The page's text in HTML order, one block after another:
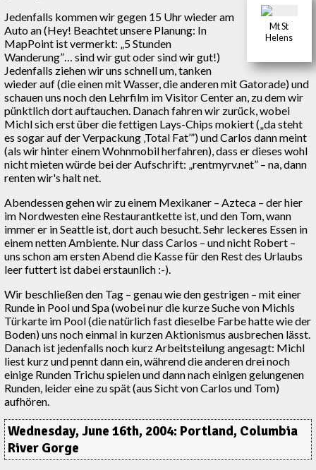
Mt St
Helens
Jedenfalls kommen wir gegen 15 Uhr wieder am
Auto an (Hey! Beachtet unsere Planung: In
MapPoint ist vermerkt: „5 Stunden
Wanderung”… sind wir gut oder sind wir gut!)
Jedenfalls ziehen wir uns schnell um, tanken
wieder auf (die einen mit Wasser, die anderen mit Gatorade) und
schauen uns noch den Lehrfilm im Visitor Center an, zu dem wir
pünktlich dort auftauchen. Danach fahren wir zurück, wobei
Michl sich erst über die fettigen Lays-Chips mokiert („da steht
es sogar auf der Verpackung ‚Total Fat’”) und Carlos dann meint
(als wir hinter einem Wohnmobil herfahren), dass er dieses wohl
nicht mieten würde bei der Aufschrift: „rentmyrv.net” – na, dann
renten wir's halt net.
Abendessen gehen wir zu einem Mexikaner – Azteca – der hier
im Nordwesten eine Restaurantkette ist, und den Tom, wann
immer er in Seattle ist, dort auch besucht. Sehr leckeres Essen in
einem netten Ambiente. Nur dass Carlos – und nicht Robert –
uns schon am ersten Abend die Kasse für den Rest des Urlaubs
leer futtert ist dabei erstaunlich :-).
Wir beschließen den Tag – genau wie den gestrigen – mit einer
Runde in Pool und Spa (wobei nur die kurze Suche von Michls
Türkarte im Pool (die natürlich fast dieselbe Farbe hatte wie der
Boden) uns noch einmal in kurzen Aktionismus ausbrechen lässt.
Danach ist jedenfalls noch kurz Arbeitsteilung angesagt: Michl
liest kurz und pennt dann ein, während die anderen drei noch
einige Runden Trichu spielen und dann nach einigen gelungenen
Runden, leider eine zu spät (aus Sicht von Carlos und Tom)
aufhören.
Wednesday, June 16th, 2004: Portland, Columbia
River Gorge